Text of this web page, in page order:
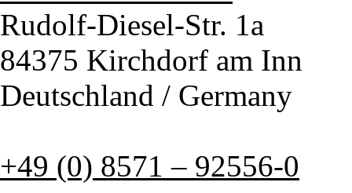
Rudolf-Diesel-Str. 1a
84375 Kirchdorf am Inn
Deutschland / Germany
+49 (0) 8571 – 92556-0